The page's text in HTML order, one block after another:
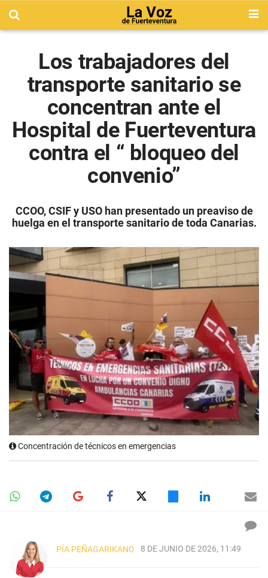
Los trabajadores del
transporte sanitario se
concentran ante el
Hospital de Fuerteventura
contra el “ bloqueo del
convenio”
CCOO, CSIF y USO han presentado un preaviso de
huelga en el transporte sanitario de toda Canarias.
Concentración de técnicos en emergencias
PÍA PEÑAGARIKANO 8 DE JUNIO DE 2026, 11:49